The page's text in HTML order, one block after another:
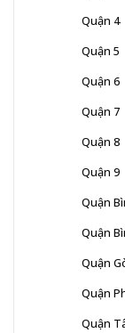
Quận 4
Quận 5
Quận 6
Quận 7
Quận 8
Quận 9
Quận
Quận
Quận
Quận
Quận